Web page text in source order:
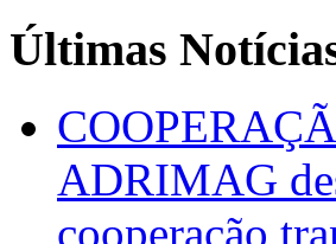
Últimas
ADRIMAG
cooperação